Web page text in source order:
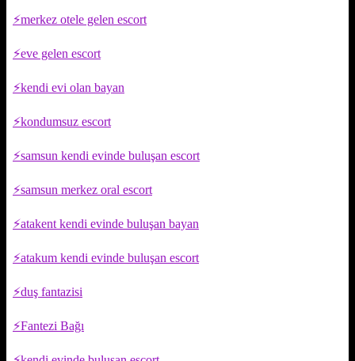
merkez otele gelen escort
eve gelen escort
kendi evi olan bayan
kondumsuz escort
samsun kendi evinde buluşan escort
samsun merkez oral escort
atakent kendi evinde buluşan bayan
atakum kendi evinde buluşan escort
duş fantazisi
Fantezi Bağı